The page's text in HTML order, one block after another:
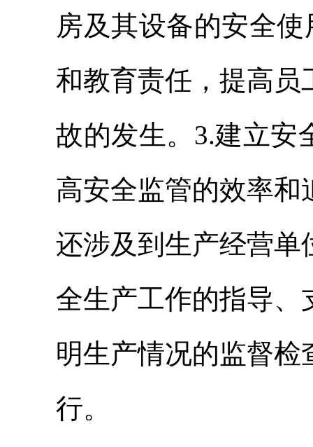
房及其设备的安全
和教育责任，提高员
故的发生。3.建立安
高安全监管的效率
还涉及到生产经营单
全生产工作的指导
明生产情况的监督
行。